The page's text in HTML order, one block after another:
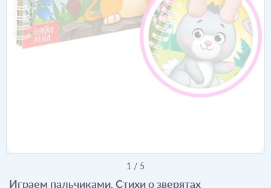
1 / 5
Играем пальчиками. Стихи о зверятах